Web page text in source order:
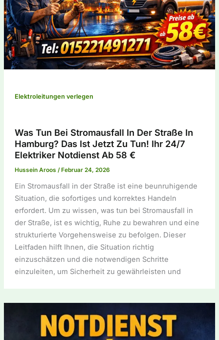
Elektroleitungen verlegen
Was Tun Bei Stromausfall In Der Straße In
Hamburg? Das Ist Jetzt Zu Tun! Ihr 24/7
Elektriker Notdienst Ab 58 €
Hussein Aroos / Februar 24, 2026
Ein Stromausfall in der Straße ist eine beunruhigende
Situation, die sofortiges und korrektes Handeln
erfordert. Um zu wissen, was tun bei Stromausfall in
der Straße, ist es wichtig, Ruhe zu bewahren und eine
strukturierte Vorgehensweise zu befolgen. Dieser
Leitfaden hilft Ihnen, die Situation richtig
einzuschätzen und die notwendigen Schritte
einzuleiten, um Sicherheit zu gewährleisten und